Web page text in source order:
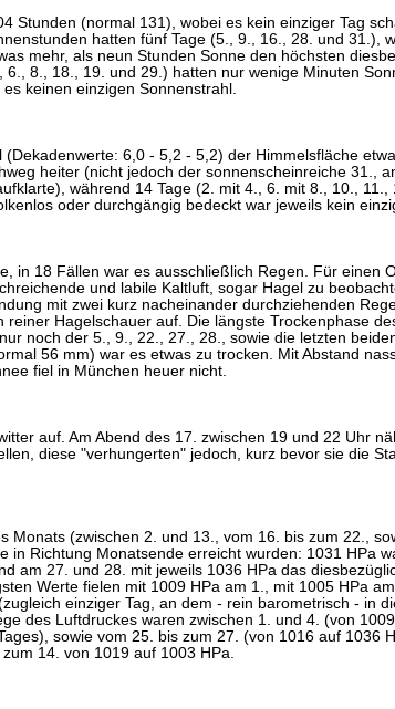
Stunden (normal 131), wobei es kein einziger Tag
hatten fünf Tage (5., 9., 16., 28. und 31.),
mehr, als neun Stunden Sonne den höchsten
8., 18., 19. und 29.) hatten nur wenige Minuten
keinen einzigen Sonnenstrahl.
6,0 - 5,2 - 5,2) der Himmelsfläche
heiter (nicht jedoch der sonnenscheinreiche 31.,
während 14 Tage (2. mit 4., 6. mit 8., 10., 11.,
oder durchgängig bedeckt war jeweils kein
in 18 Fällen war es ausschließlich Regen. Für einen
und labile Kaltluft, sogar Hagel zu
mit zwei kurz nacheinander durchziehenden
Hagelschauer auf. Die längste Trockenphase
noch der 5., 9., 22., 27., 28., sowie die letzten
56 mm) war es etwas zu trocken. Mit Abstand
fiel in München heuer nicht.
auf. Am Abend des 17. zwischen 19 und 22 Uhr
diese "verhungerten" jedoch, kurz bevor sie die
Monats (zwischen 2. und 13., vom 16. bis zum 22.,
in Richtung Monatsende erreicht wurden: 1031 HPa
am 27. und 28. mit jeweils 1036 HPa das
Werte fielen mit 1009 HPa am 1., mit 1005 HPa
einziger Tag, an dem - rein barometrisch - in
des Luftdruckes waren zwischen 1. und 4. (von
sowie vom 25. bis zum 27. (von 1016 auf 1036
14. von 1019 auf 1003 HPa.